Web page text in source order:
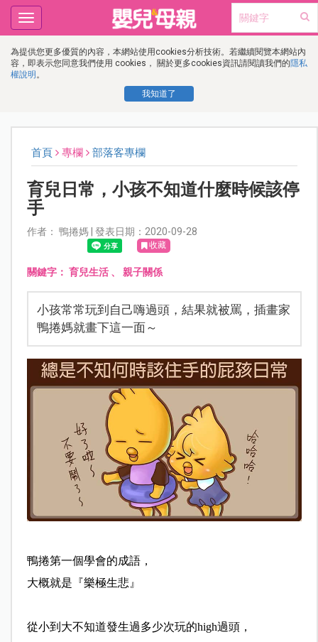
為提供您更多優質的內容，本網站使用cookies分析技術。若繼續閱覽本網站內
容，即表示您同意我們使用 cookies， 關於更多cookies資訊請閱讀我們的隱私
權說明 。
我知道了
Toggle
navigation
首頁 專欄 部落客專欄
育兒日常，小孩不知道什麼時候該停
手
作者： 鴨捲媽 | 發表日期：2020-09-28
收藏
關鍵字： 育兒生活、 親子關係
小孩常常玩到自己嗨過頭，結果就被罵，插畫家
鴨捲媽就畫下這一面～
鴨捲第一個學會的成語，
大概就是『樂極生悲』
從小到大不知道發生過多少次玩的high過頭，